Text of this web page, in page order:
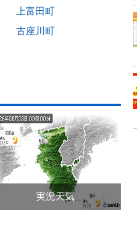
上富田町
古座川町
実況天気